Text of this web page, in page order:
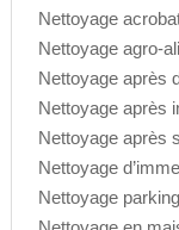
Nettoyage
Nettoyage agro-
Nettoyage après
Nettoyage après
Nettoyage après
Nettoyage
Nettoyage parking